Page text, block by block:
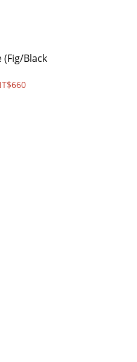
(Fig/Black